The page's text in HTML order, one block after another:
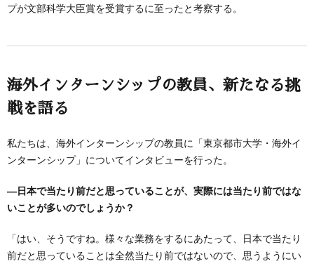
プが文部科学大臣賞を受賞するに至ったと考察する。
海外インターンシップの教員、新たなる挑
戦を語る
私たちは、海外インターンシップの教員に「東京都市大学・海外イ
ンターンシップ」についてインタビューを行った。
―日本で当たり前だと思っていることが、実際には当たり前ではな
いことが多いのでしょうか？
「はい、そうですね。様々な業務をするにあたって、日本で当たり
前だと思っていることは全然当たり前ではないので、思うようにい